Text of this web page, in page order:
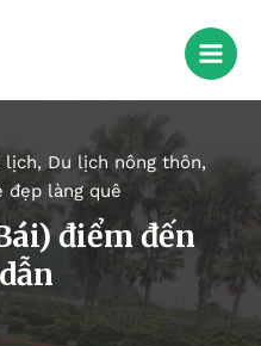
lịch, Du lịch nông thôn,
đẹp làng quê
điểm đến